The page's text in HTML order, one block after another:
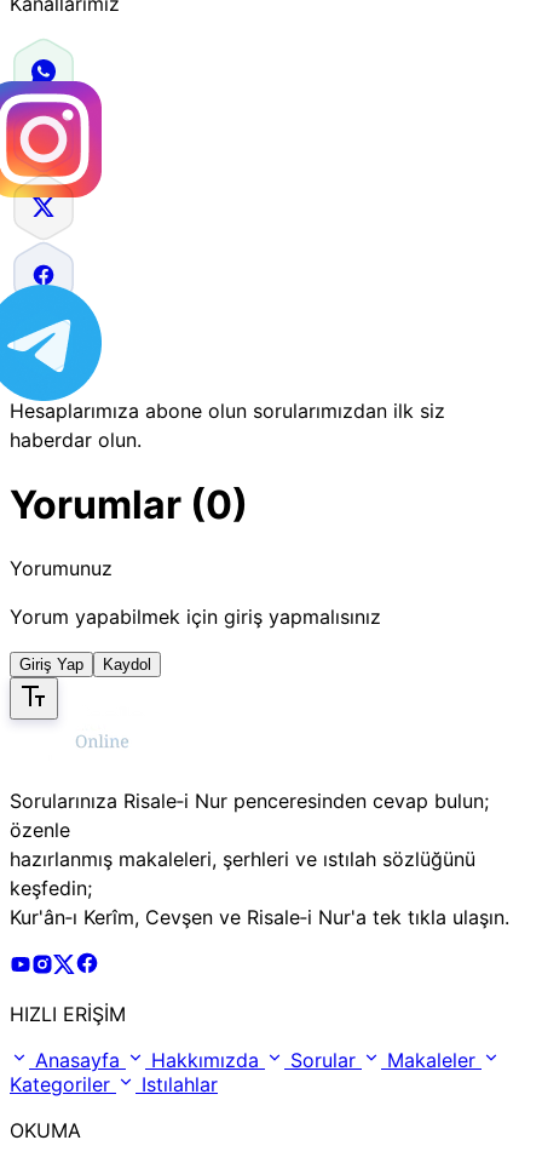
Hesaplarımıza abone olun sorularımızdan ilk siz
haberdar olun.
Yorumlar (0)
Yorumunuz
Yorum yapabilmek için giriş yapmalısınız
Giriş Yap Kaydol
Sorularınıza Risale‑i Nur penceresinden cevap bulun;
özenle
hazırlanmış makaleleri, şerhleri ve ıstılah sözlüğünü
keşfedin;
Kur'ân‑ı Kerîm, Cevşen ve Risale‑i Nur'a tek tıkla ulaşın.
Risale Online Youtube Hesabı
Risale Online Instagram Hesabı
Risale Online X Hesabı
HIZLI ERİŞİM
Anasayfa
Hakkımızda Sorular
Makaleler
Kategoriler
Istılahlar
OKUMA